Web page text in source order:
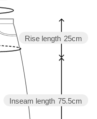
Inseam length 75.5cm
Rise length 25cm